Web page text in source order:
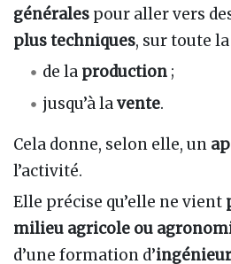
générales pour aller vers
plus techniques, sur toute
de la production ;
jusqu’à lavente.
Cela donne, selon elle, un
l’activité.
Elle précise qu’elle ne vient
milieu agricole ou
d’une formation d’ingénieur